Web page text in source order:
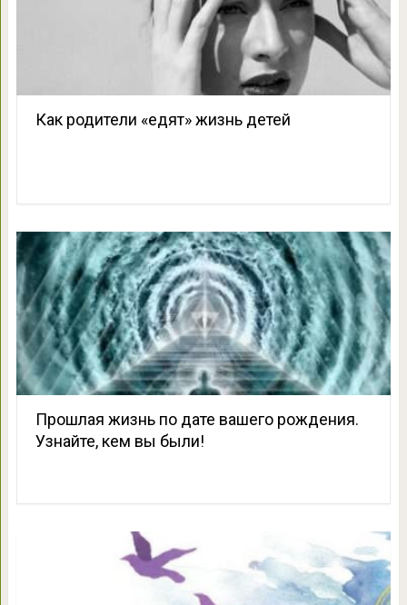
Как родители «едят» жизнь детей
Прошлая жизнь по дате вашего рождения.
Узнайте, кем вы были!